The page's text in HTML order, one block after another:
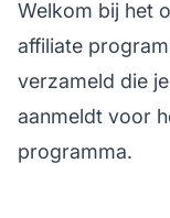
Welkom bij het
affiliate
verzameld die
aanmeldt voor
programma.